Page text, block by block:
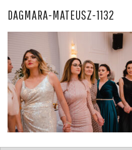
DAGMARA-MATEUSZ-1132